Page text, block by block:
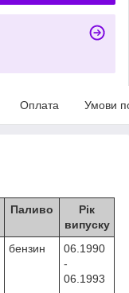
Оплата Умови
Паливо
Рік
випуску
бензин
06.1990
-
06.1993